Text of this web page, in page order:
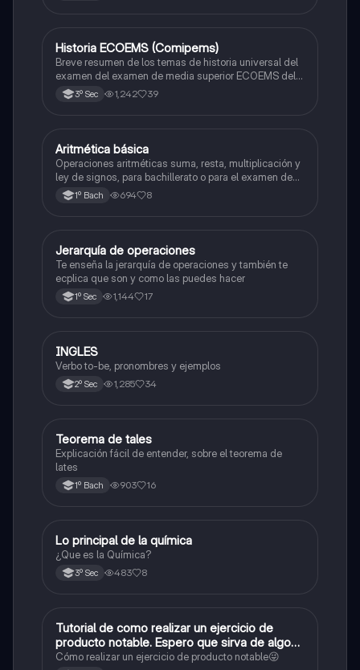
Historia
Historia ECOEMS (Comipems)
Breve resumen de los temas de historia universal del
examen del examen de media superior ECOEMS del
valle de México
3º Sec 1,242 39
Matemáticas
Aritmética básica
Operaciones aritméticas suma, resta, multiplicación y
ley de signos, para bachillerato o para el examen de
admisión a la universidad
1º Bach 694 8
Matemáticas
Jerarquía de operaciones
Te enseña la jerarquía de operaciones y también te
ecplica que son y como las puedes hacer
1º Sec 1,144 17
Inglés
INGLES
Verbo to-be, pronombres y ejemplos
2º Sec 1,285 34
Matemáticas
Teorema de tales
Explicación fácil de entender, sobre el teorema de
lates
1º Bach 903 16
Química
Lo principal de la química
¿Que es la Química?
3º Sec 483 8
Matemáticas
Tutorial de como realizar un ejercicio de
producto notable. Espero que sirva de algo💕
😜
Cómo realizar un ejercicio de producto notable😜